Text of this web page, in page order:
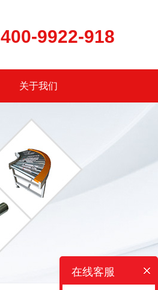
400-9922-918
关于我们
在线客服